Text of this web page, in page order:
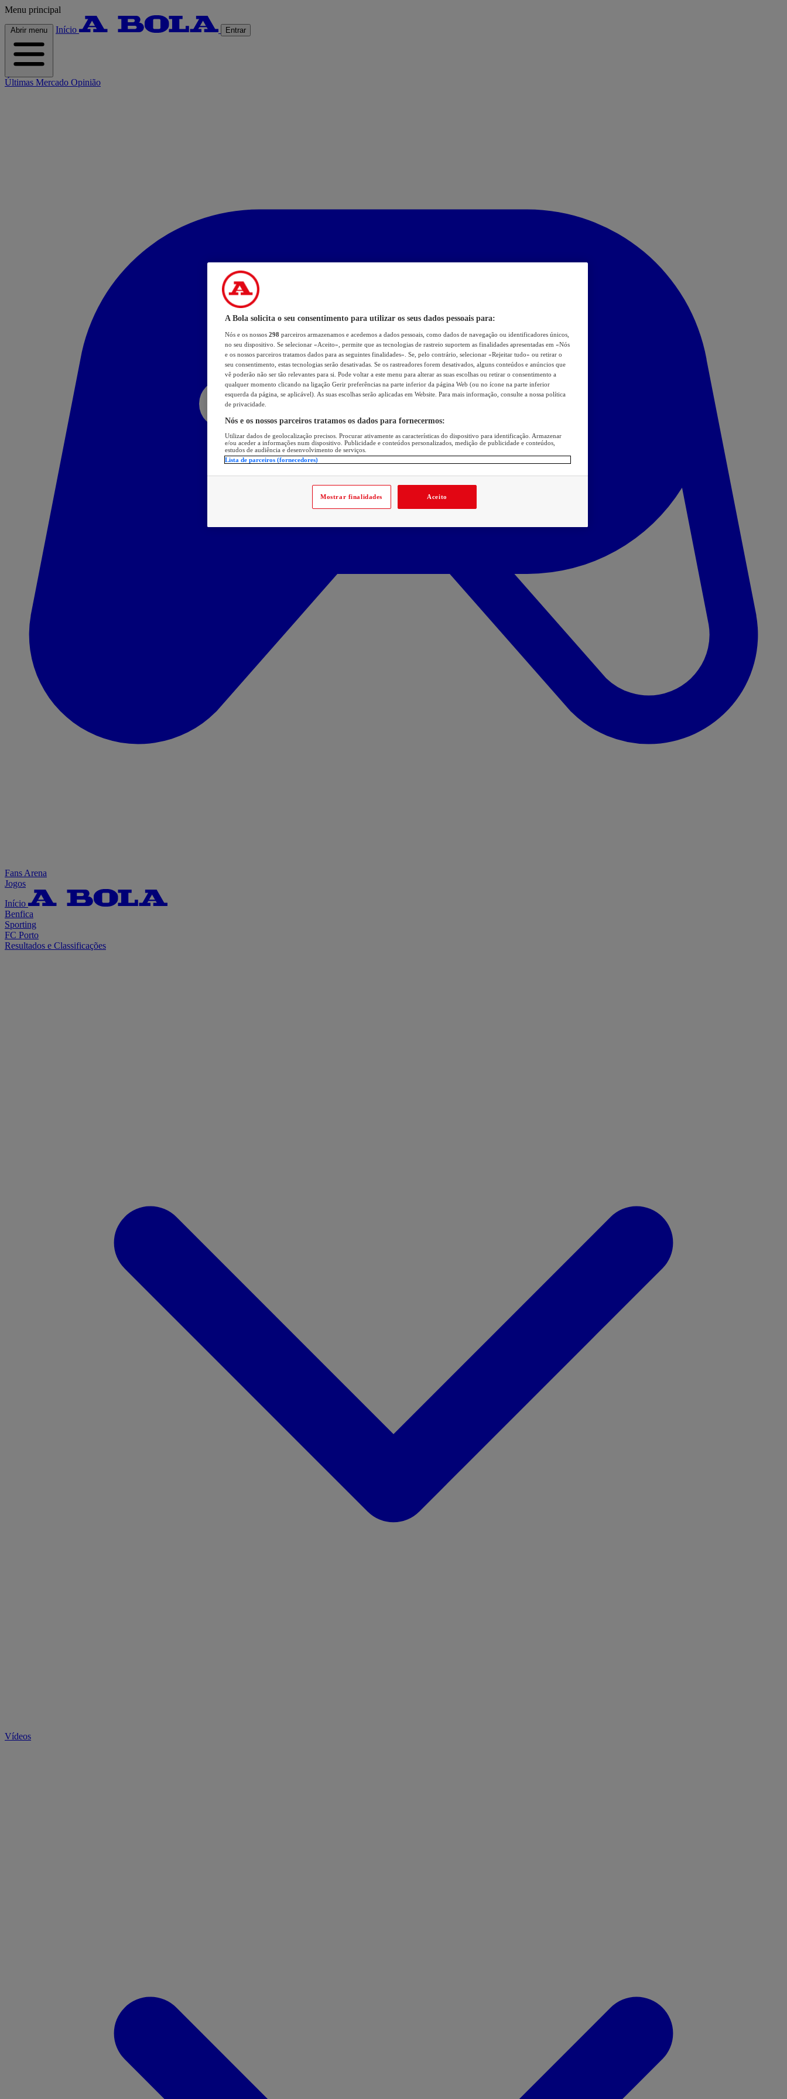
Menu principal
Abrir menu Início Entrar
Últimas Mercado Opinião
Fans Arena
Jogos
Início
Benfica
Sporting
FC Porto
Resultados e Classificações
Vídeos
A Bola solicita o seu consentimento para utilizar os seus dados pessoais para:
Nós e os nossos 298 parceiros armazenamos e acedemos a dados pessoais, como dados de navegação ou identificadores únicos,
no seu dispositivo. Se selecionar «Aceito», permite que as tecnologias de rastreio suportem as finalidades apresentadas em «Nós
e os nossos parceiros tratamos dados para as seguintes finalidades». Se, pelo contrário, selecionar «Rejeitar tudo» ou retirar o
seu consentimento, estas tecnologias serão desativadas. Se os rastreadores forem desativados, alguns conteúdos e anúncios que
vê poderão não ser tão relevantes para si. Pode voltar a este menu para alterar as suas escolhas ou retirar o consentimento a
qualquer momento clicando na ligação Gerir preferências na parte inferior da página Web (ou no ícone na parte inferior
esquerda da página, se aplicável). As suas escolhas serão aplicadas em Website. Para mais informação, consulte a nossa política
de privacidade.
Nós e os nossos parceiros tratamos os dados para fornecermos:
Utilizar dados de geolocalização precisos. Procurar ativamente as características do dispositivo para identificação. Armazenar
e/ou aceder a informações num dispositivo. Publicidade e conteúdos personalizados, medição de publicidade e conteúdos,
estudos de audiência e desenvolvimento de serviços.
Lista de parceiros (fornecedores)
Mostrar finalidades Aceito